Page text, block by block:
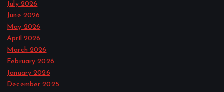
July 2026
June 2026
May 2026
April 2026
March 2026
February 2026
January 2026
December 2025